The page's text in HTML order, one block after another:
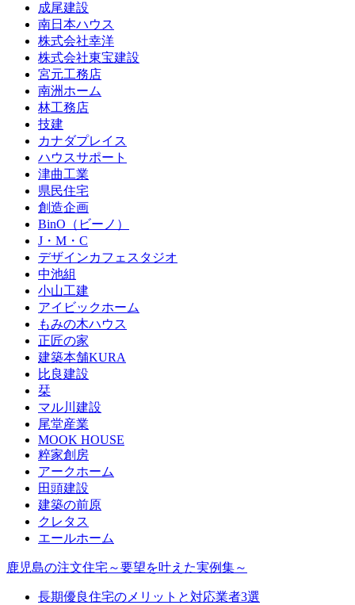
成尾建設
南日本ハウス
株式会社幸洋
株式会社東宝建設
宮元工務店
南洲ホーム
林工務店
技建
カナダプレイス
ハウスサポート
津曲工業
県民住宅
創造企画
BinO（ビーノ）
J・M・C
デザインカフェスタジオ
中池組
小山工建
アイビックホーム
もみの木ハウス
正匠の家
建築本舗KURA
比良建設
栞
マル川建設
尾堂産業
MOOK HOUSE
粹家創房
アークホーム
田頭建設
建築の前原
クレタス
エールホーム
鹿児島の注文住宅～要望を叶えた実例集～
長期優良住宅のメリットと対応業者3選